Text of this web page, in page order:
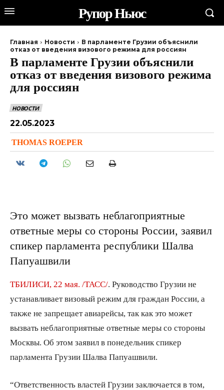
Рупор Ньюс
Главная Новости
В парламенте Грузии объяснили
отказ от введения визового режима для россиян
В парламенте Грузии объяснили
отказ от введения визового режима
для россиян
НОВОСТИ
22.05.2023
THOMAS ROEPER
Это может вызвать неблагоприятные
ответные меры со стороны России, заявил
спикер парламента республики Шалва
Папуашвили
ТБИЛИСИ, 22 мая. /ТАСС/ . Руководство Грузии не
устанавливает визовый режим для граждан России, а
также не запрещает авиарейсы, так как это может
вызвать неблагоприятные ответные меры со стороны
Москвы. Об этом заявил в понедельник спикер
парламента Грузии Шалва Папуашвили.
“Ответственность властей Грузии заключается в том,